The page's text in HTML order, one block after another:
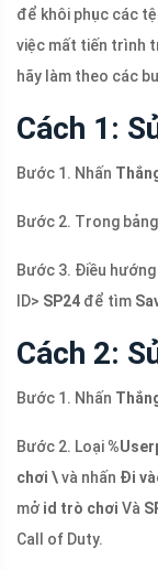
để khôi phục các
việc mất tiến trình
hãy làm theo các
Cách 1:
Bước 1. Nhấn
Bước 2. Trong
Bước 3. Điều
ID> SP24 để tìm
Cách 2:
Bước 1. Nhấn
Bước 2. Loại
chơi \và nhấn Đi
mở id trò chơi Và
Call of Duty.